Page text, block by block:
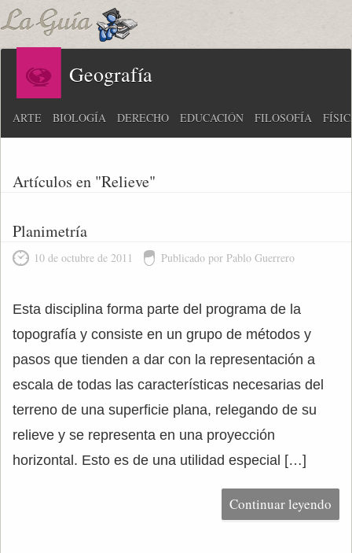
Geografía
ARTE BIOLOGÍA DERECHO EDUCACIÓN FILOSOFÍA
Artículos en "Relieve"
Planimetría
10 de octubre de 2011 Publicado por Pablo Guerrero
Esta disciplina forma parte del programa de la
topografía y consiste en un grupo de métodos y
pasos que tienden a dar con la representación a
escala de todas las características necesarias del
terreno de una superficie plana, relegando de su
relieve y se representa en una proyección
horizontal. Esto es de una utilidad especial […]
Continuar leyendo